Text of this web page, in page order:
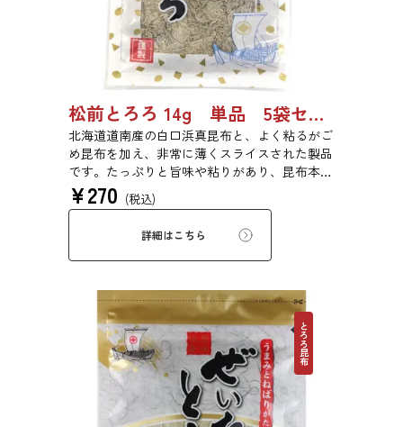
松前とろろ 14g 単品 5袋セット 20袋セット 3443
北海道道南産の白口浜真昆布と、よく粘るがご
め昆布を加え、非常に薄くスライスされた製品
です。たっぷりと旨味や粘りがあり、昆布本来
の風味を存分にご賞味いただけます。現代の食
生活にぜひ一日一度、お好みの量をお召し上が
¥270 (税込)
詳細はこちら
とろろ昆布